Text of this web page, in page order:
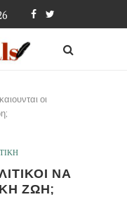
οι
ΝΑ
ΖΩΗ;